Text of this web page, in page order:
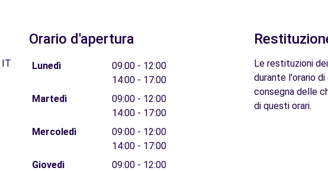
IT
Orario d'apertura
Lunedì
09:00 - 12:00
14:00 - 17:00
Martedì
09:00 - 12:00
14:00 - 17:00
Mercoledì
09:00 - 12:00
14:00 - 17:00
Giovedì
09:00 - 12:00
Le restituzioni
durante l'orario
consegna delle
di questi orari.